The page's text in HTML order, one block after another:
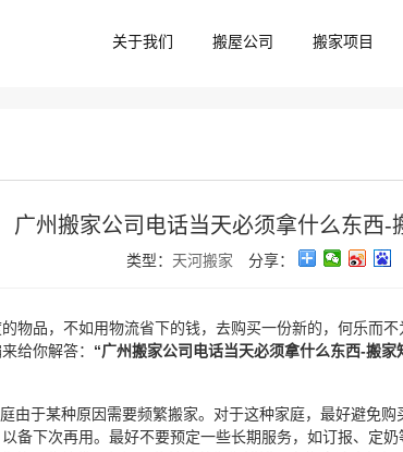
关于我们 搬屋公司 搬家项目
广州搬家公司电话当天必须拿什么东西-
类型： 天河搬家 分享：
物品，不如用物流省下的钱，去购买一份新的，何乐而
给你解答： “广州搬家公司电话当天必须拿什么东西-搬家
由于某种原因需要频繁搬家。对于这种家庭，最好避免
备下次再用。最好不要预定一些长期服务，如订报、定奶